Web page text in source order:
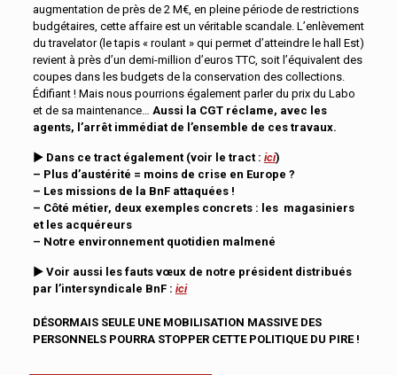
augmentation de près de 2 M€, en pleine période de restrictions
budgétaires, cette affaire est un véritable scandale. L’enlèvement
du travelator (le tapis « roulant » qui permet d’atteindre le hall Est)
revient à près d’un demi-million d’euros TTC, soit l’équivalent des
coupes dans les budgets de la conservation des collections.
Édifiant ! Mais nous pourrions également parler du prix du Labo
et de sa maintenance… Aussi la CGT réclame, avec les
agents, l’arrêt immédiat de l’ensemble de ces travaux.
► Dans ce tract également (voir le tract : ici)
– Plus d’austérité = moins de crise en Europe ?
– Les missions de la BnF attaquées !
– Côté métier, deux exemples concrets : les magasiniers
et les acquéreurs
– Notre environnement quotidien malmené
► Voir aussi les fauts vœux de notre président distribués
par l’intersyndicale BnF : ici
DÉSORMAIS SEULE UNE MOBILISATION MASSIVE DES
PERSONNELS POURRA STOPPER CETTE POLITIQUE DU PIRE !